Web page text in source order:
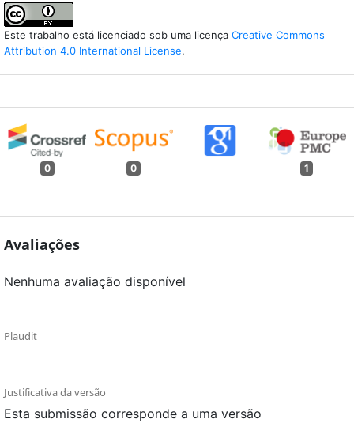
Este trabalho está licenciado sob uma licença Creative Commons
Attribution 4.0 International License.
0 0 1
Avaliações
Nenhuma avaliação disponível
Plaudit
Justificativa da versão
Esta submissão corresponde a uma versão